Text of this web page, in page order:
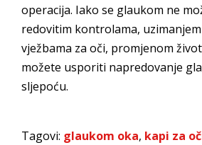
operacija. Iako se glaukom ne
redovitim kontrolama,
vježbama za oči, promjenom
možete usporiti napredovanje
sljepoću.
Tagovi: glaukom oka, kapi za